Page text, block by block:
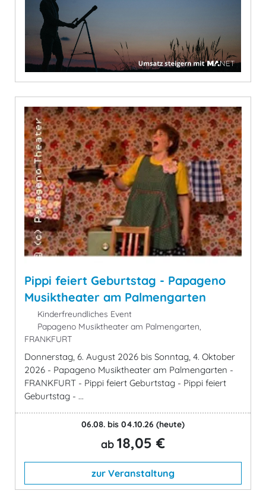
Pippi feiert Geburtstag - Papageno
Musiktheater am Palmengarten
Kinderfreundliches Event
Papageno Musiktheater am Palmengarten,
FRANKFURT
Donnerstag, 6. August 2026 bis Sonntag, 4. Oktober
2026 - Papageno Musiktheater am Palmengarten -
FRANKFURT - Pippi feiert Geburtstag - Pippi feiert
Geburtstag - ...
06.08. bis 04.10.26 (heute)
ab 18,05 €
zur Veranstaltung